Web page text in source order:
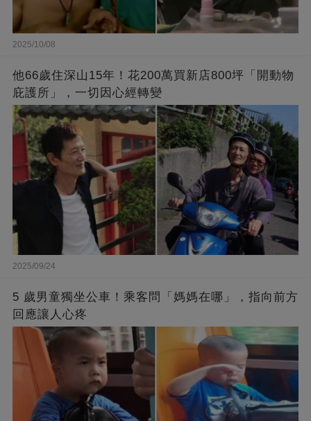
2025/10/08
他66歲住深山15年！花200萬買新店800坪「開動物
庇護所」，一切因心經轉變
2025/09/24
5 歲男童獨坐公車！乘客問「媽媽在哪」，指向前方
回應讓人心疼